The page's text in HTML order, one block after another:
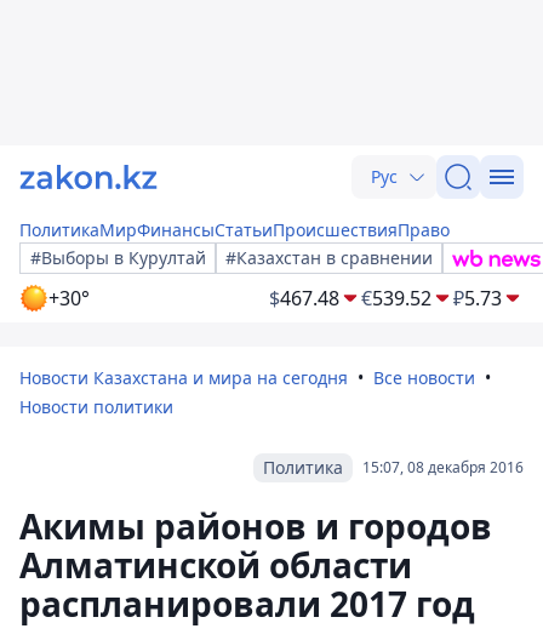
Рус
ПолитикаМирФинансыСтатьиПроисшествияПраво
#Выборы в Курултай
#Казахстан в сравнении
+30° $467.48 €539.52 ₽5.73
Новости Казахстана и мира на сегодня
Все новости
Новости политики
15:07, 08 декабря 2016
Политика
Акимы районов и городов
Алматинской области
распланировали 2017 год